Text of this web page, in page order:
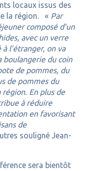
locaux issus des
la région. « Par
composé d’un
avec un verre
l’étranger, on va
boulangerie du coin
de pommes, du
de pommes du
En plus de
à réduire
en favorisant
de
souligné Jean-
sera bientôt